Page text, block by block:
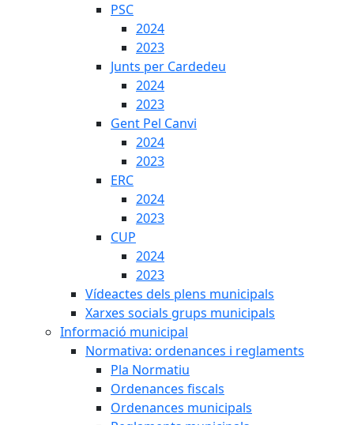
PSC
2024
2023
Junts per Cardedeu
2024
2023
Gent Pel Canvi
2024
2023
ERC
2024
2023
CUP
2024
2023
Vídeactes dels plens municipals
Xarxes socials grups municipals
Informació municipal
Normativa: ordenances i reglaments
Pla Normatiu
Ordenances fiscals
Ordenances municipals